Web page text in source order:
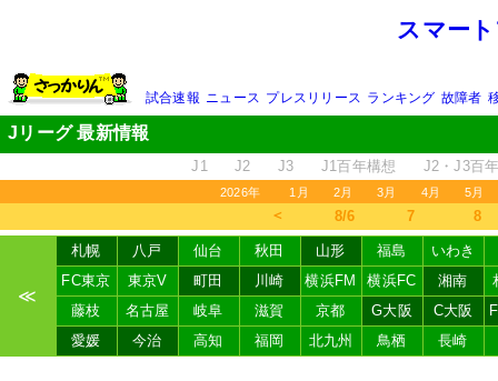
スマー
試合速報 ニュース プレスリリース ランキング 故障者
Jリーグ 最新情報
J1 J2 J3 J1百年構想 J2・J3百
2026年 1月 2月 3月 4月 5月
＜ 8/6 7 8
≪
札幌 八戸 仙台 秋田 山形 福島
いわき
FC東京
東京V 町田 川崎 横浜FM 横浜FC 湘南
藤枝
名古屋 岐阜 滋賀 京都 G大阪 C大阪
愛媛
今治 高知 福岡 北九州 鳥栖 長崎